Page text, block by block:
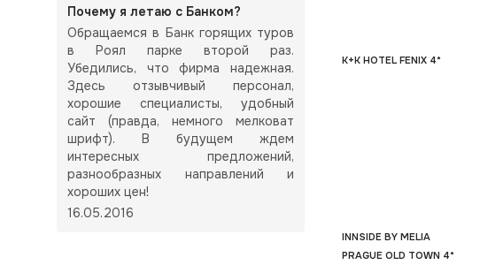
Почему я летаю с Банком?
Обращаемся в Банк горящих туров
в Роял парке второй раз.
Убедились, что фирма надежная.
Здесь отзывчивый персонал,
хорошие специалисты, удобный
сайт (правда, немного мелковат
шрифт). В будущем ждем
интересных предложений,
разнообразных направлений и
хороших цен!
16.05.2016
K+K HOTEL FENIX 4*
INNSIDE BY MELIA
PRAGUE OLD TOWN 4*